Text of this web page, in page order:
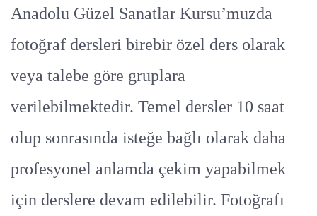
Anadolu Güzel Sanatlar Kursu’muzda
fotoğraf dersleri birebir özel ders olarak
veya talebe göre gruplara
verilebilmektedir. Temel dersler 10 saat
olup sonrasında isteğe bağlı olarak daha
profesyonel anlamda çekim yapabilmek
için derslere devam edilebilir. Fotoğrafı